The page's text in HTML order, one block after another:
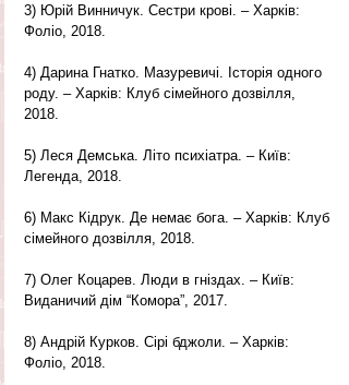
3) Юрій Винничук. Сестри крові. – Харків:
Фоліо, 2018.
4) Дарина Гнатко. Мазуревичі. Історія одного
роду. – Харків: Клуб сімейного дозвілля,
2018.
5) Леся Демська. Літо психіатра. – Київ:
Легенда, 2018.
6) Макс Кідрук. Де немає бога. – Харків: Клуб
сімейного дозвілля, 2018.
7) Олег Коцарев. Люди в гніздах. – Київ:
Виданичий дім “Комора”, 2017.
8) Андрій Курков. Сірі бджоли. – Харків:
Фоліо, 2018.